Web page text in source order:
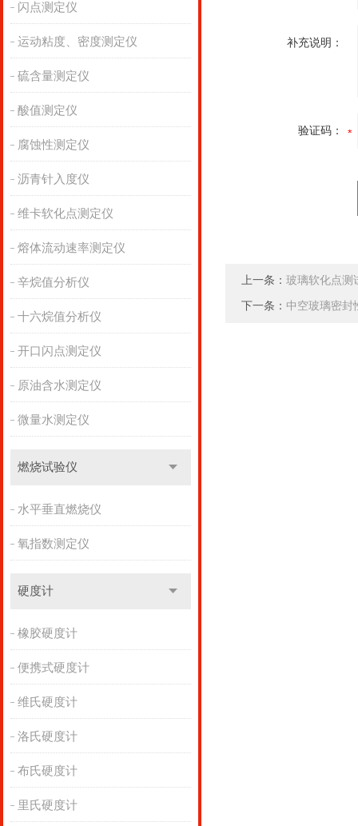
闪点测定仪
运动粘度、密度测定仪
硫含量测定仪
酸值测定仪
腐蚀性测定仪
沥青针入度仪
维卡软化点测定仪
熔体流动速率测定仪
辛烷值分析仪
十六烷值分析仪
开口闪点测定仪
原油含水测定仪
微量水测定仪
燃烧试验仪
水平垂直燃烧仪
氧指数测定仪
硬度计
橡胶硬度计
便携式硬度计
维氏硬度计
洛氏硬度计
布氏硬度计
里氏硬度计
补充说明：
验证码：
上一条： 玻璃软化点测
下一条： 中空玻璃密封